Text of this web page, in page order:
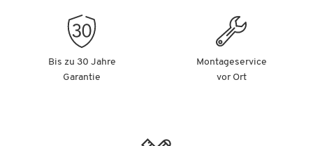
Bis zu 30 Jahre
Garantie
Montageservice
vor Ort